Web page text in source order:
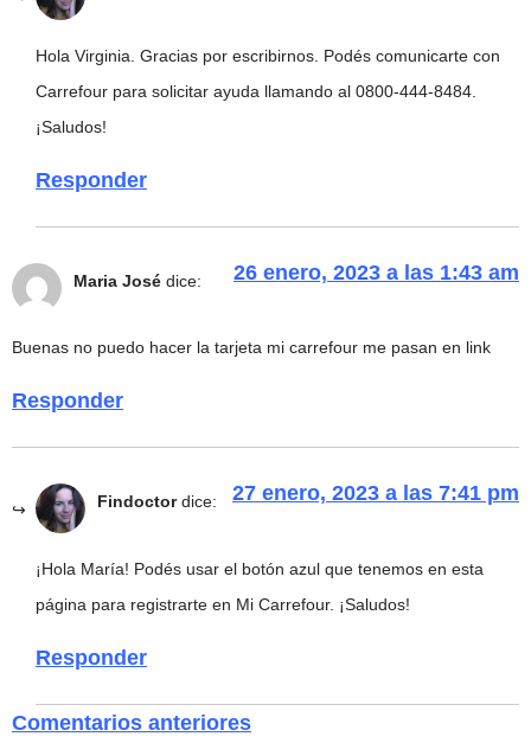
Hola Virginia. Gracias por escribirnos. Podés comunicarte con
Carrefour para solicitar ayuda llamando al 0800-444-8484.
¡Saludos!
Responder
Maria José dice: 26 enero, 2023 a las 1:43 am
Buenas no puedo hacer la tarjeta mi carrefour me pasan en link
Responder
Findoctor dice: 27 enero, 2023 a las 7:41 pm
¡Hola María! Podés usar el botón azul que tenemos en esta
página para registrarte en Mi Carrefour. ¡Saludos!
Responder
Comentarios anteriores